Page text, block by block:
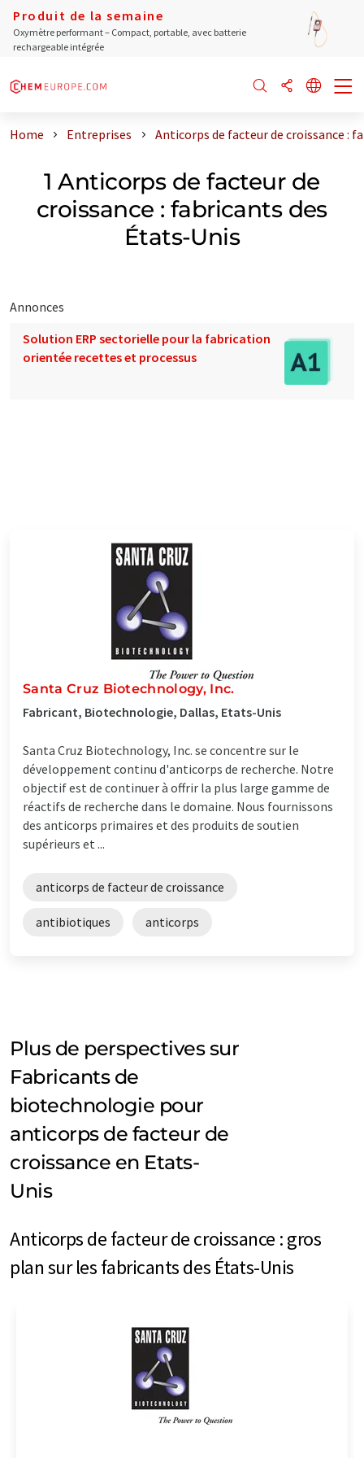
Produit de la semaine
Oxymètre performant – Compact, portable, avec batterie
rechargeable intégrée
Home Entreprises Anticorps de facteur de croissance :
1 Anticorps de facteur de
croissance : fabricants des
États-Unis
Annonces
Solution ERP sectorielle pour la fabrication
orientée recettes et processus
Santa Cruz Biotechnology, Inc.
Fabricant, Biotechnologie, Dallas, Etats-Unis
Santa Cruz Biotechnology, Inc. se concentre sur le
développement continu d'anticorps de recherche. Notre
objectif est de continuer à offrir la plus large gamme de
réactifs de recherche dans le domaine. Nous fournissons
des anticorps primaires et des produits de soutien
supérieurs et ...
anticorps de facteur de croissance
antibiotiques anticorps
Plus de perspectives sur
Fabricants de
biotechnologie pour
anticorps de facteur de
croissance en Etats-
Unis
Anticorps de facteur de croissance : gros
plan sur les fabricants des États-Unis